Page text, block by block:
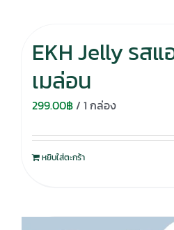
EKH Jelly รส
เมล่อน
299.00฿/ 1 กล่อง
หยิบใส่ตะกร้า